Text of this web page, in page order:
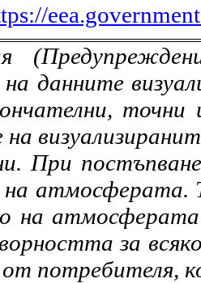
данните
При
атмосферата.
на
за
потребителя,